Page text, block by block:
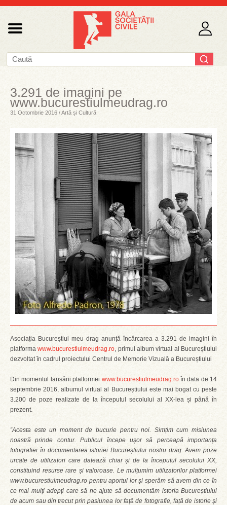
3.291 de imagini pe
www.bucurestiulmeudrag.ro
31 Octombrie 2016 / Artă și Cultură
Asociația Bucureștiul meu drag anunță încărcarea a 3.291 de imagini în
platformawww.bucurestiulmeudrag.ro, primul album virtual al Bucureștiului
dezvoltat în cadrul proiectului Centrul de Memorie Vizuală a Bucureștiului
Din momentul lansării platformei www.bucurestiulmeudrag.roîn data de 14
septembrie 2016, albumul virtual al Bucureștiului este mai bogat cu peste
3.200 de poze realizate de la începutul secolului al XX-lea și până în
prezent.
”Acesta este un moment de bucurie pentru noi. Simțim cum misiunea
noastră prinde contur. Publicul începe ușor să perceapă importanța
fotografiei în documentarea istoriei Bucureștiului nostru drag. Avem poze
urcate de utilizatori care datează chiar și de la începutul secolului XX,
constituind resurse rare și valoroase. Le mulțumim utilizatorilor platformei
www.bucurestiulmeudrag.ro pentru aportul lor și sperăm să avem din ce în
ce mai mulți adepți care să ne ajute să documentăm istoria Bucureștiului
de acum sau din trecut prin pasiunea lor față de fotografie, față de istorie și